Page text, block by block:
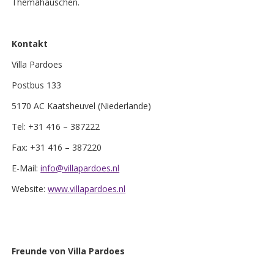
Themahäuschen.
Kontakt
Villa Pardoes
Postbus 133
5170 AC Kaatsheuvel (Niederlande)
Tel: +31 416 – 387222
Fax: +31 416 – 387220
E-Mail:info@villapardoes.nl
Website:www.villapardoes.nl
Freunde von Villa Pardoes